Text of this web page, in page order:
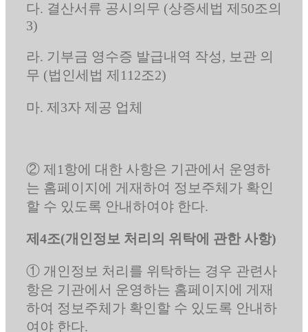
다. 결산서류 공시의무 (상증세법 제50조의
3)
라. 기부금 영수증 발급내역 작성, 보관 의
무 (법인세법 제112조2)
마. 제3자 제공 업체
② 제1항에 대한 사항은 기관에서 운영하
는 홈페이지에 게재하여 정보주체가 확인
할 수 있도록 안내하여야 한다.
제4조(개인정보 처리의 위탁에 관한 사항)
① 개인정보 처리를 위탁하는 경우 관련사
항은 기관에서 운영하는 홈페이지에 게재
하여 정보주체가 확인할 수 있도록 안내하
여야 한다.